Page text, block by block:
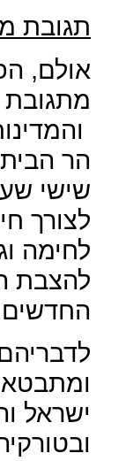
תגובת
אולם,
מתגובת
הר
שישי
לצורך
לחימה
להצבת
ישראל